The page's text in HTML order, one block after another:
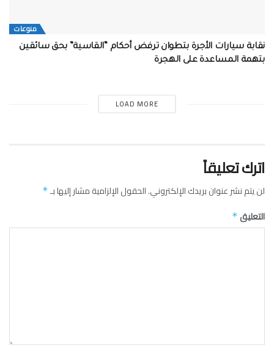
منوعات
نقابة سيارات الأجرة بتطوان ترفض أحكام “القاسية” بحق سائقين
بتهمة المساعدة على الهجرة
LOAD MORE
اترك تعليقاً
لن يتم نشر عنوان بريدك الإلكتروني.الحقول الإلزامية مشار إليها بـ*
التعليق *